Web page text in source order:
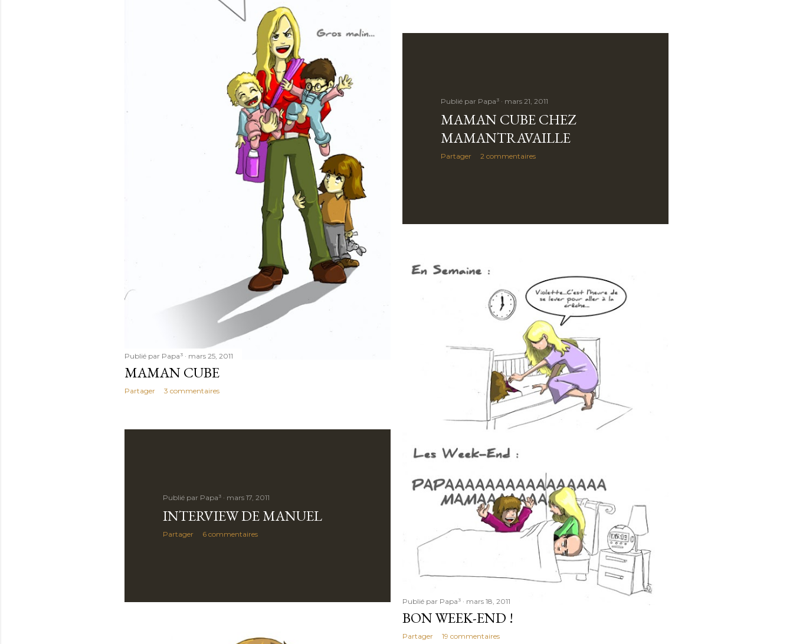
Publié par Papa³ mars 25, 2011
MAMAN CUBE
Partager 3 commentaires
Publié par Papa³ mars 21, 2011
MAMAN CUBE CHEZ
MAMANTRAVAILLE
Partager 2 commentaires
Publié par Papa³ mars 18, 2011
BON WEEK-END !
Partager 19 commentaires
Publié par Papa³ mars 17, 2011
INTERVIEW DE MANUEL
Partager 6 commentaires